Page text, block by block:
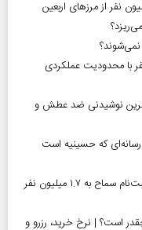
| بیش از ۱۰.۵ میلیون نفر با محدودیت عملکردی
نوشیدنی ضد عطش و
رسانه‌ای که حسینیه است
آغاز رسمی برنامه‌های اربعین ۱۴۰۵ در مرز‌ها | ثبت‌نام سماح به ۱.۷ میلیون نفر
قبر در بهشت زهرا (س) در سال ۱۴۰۵ چقدر است؟ | نرخ خرید، رزرو و